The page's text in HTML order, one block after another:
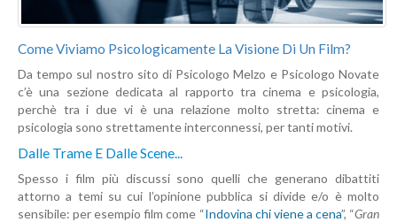
Come Viviamo Psicologicamente La Visione Di Un Film?
Da tempo sul nostro sito di Psicologo Melzo e Psicologo Novate
c’è una sezione dedicata al rapporto tra cinema e psicologia,
perchè tra i due vi è una relazione molto stretta: cinema e
psicologia sono strettamente interconnessi, per tanti motivi.
Dalle Trame E Dalle Scene...
Spesso i film più discussi sono quelli che generano dibattiti
attorno a temi su cui l’opinione pubblica si divide e/o è molto
sensibile: per esempio film come “Indovina chi viene a cena”, “Gran